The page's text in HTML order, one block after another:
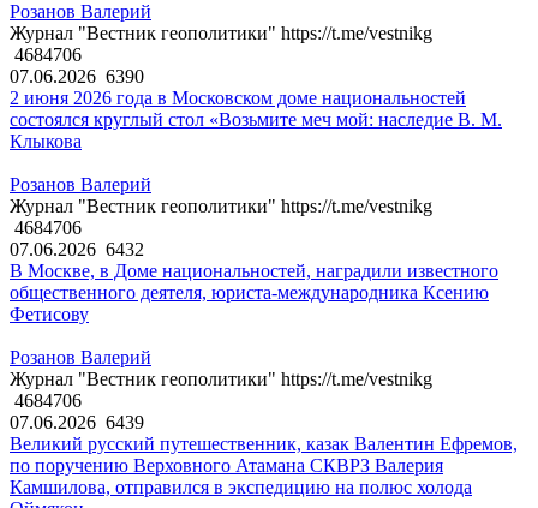
Розанов Валерий
Журнал "Вестник геополитики" https://t.me/vestnikg
4684706
07.06.2026 6390
2 июня 2026 года в Московском доме национальностей
состоялся круглый стол «Возьмите меч мой: наследие В. М.
Клыкова
Розанов Валерий
Журнал "Вестник геополитики" https://t.me/vestnikg
4684706
07.06.2026 6432
В Москве, в Доме национальностей, наградили известного
общественного деятеля, юриста-международника Ксению
Фетисову
Розанов Валерий
Журнал "Вестник геополитики" https://t.me/vestnikg
4684706
07.06.2026 6439
Великий русский путешественник, казак Валентин Ефремов,
по поручению Верховного Атамана СКВРЗ Валерия
Камшилова, отправился в экспедицию на полюс холода